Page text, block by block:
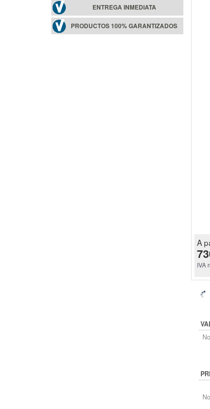
ENTREGA INMEDIATA
PRODUCTOS 100% GARANTIZADOS
A
IVA